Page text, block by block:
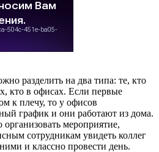
разделить на два типа: те, кто
кто в офисах. Если первые
к плечу, то у офисов
график и они работают из дома.
мероприятие,
сотрудникам увидеть коллег
и классно провести день.